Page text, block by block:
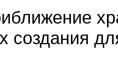
создания